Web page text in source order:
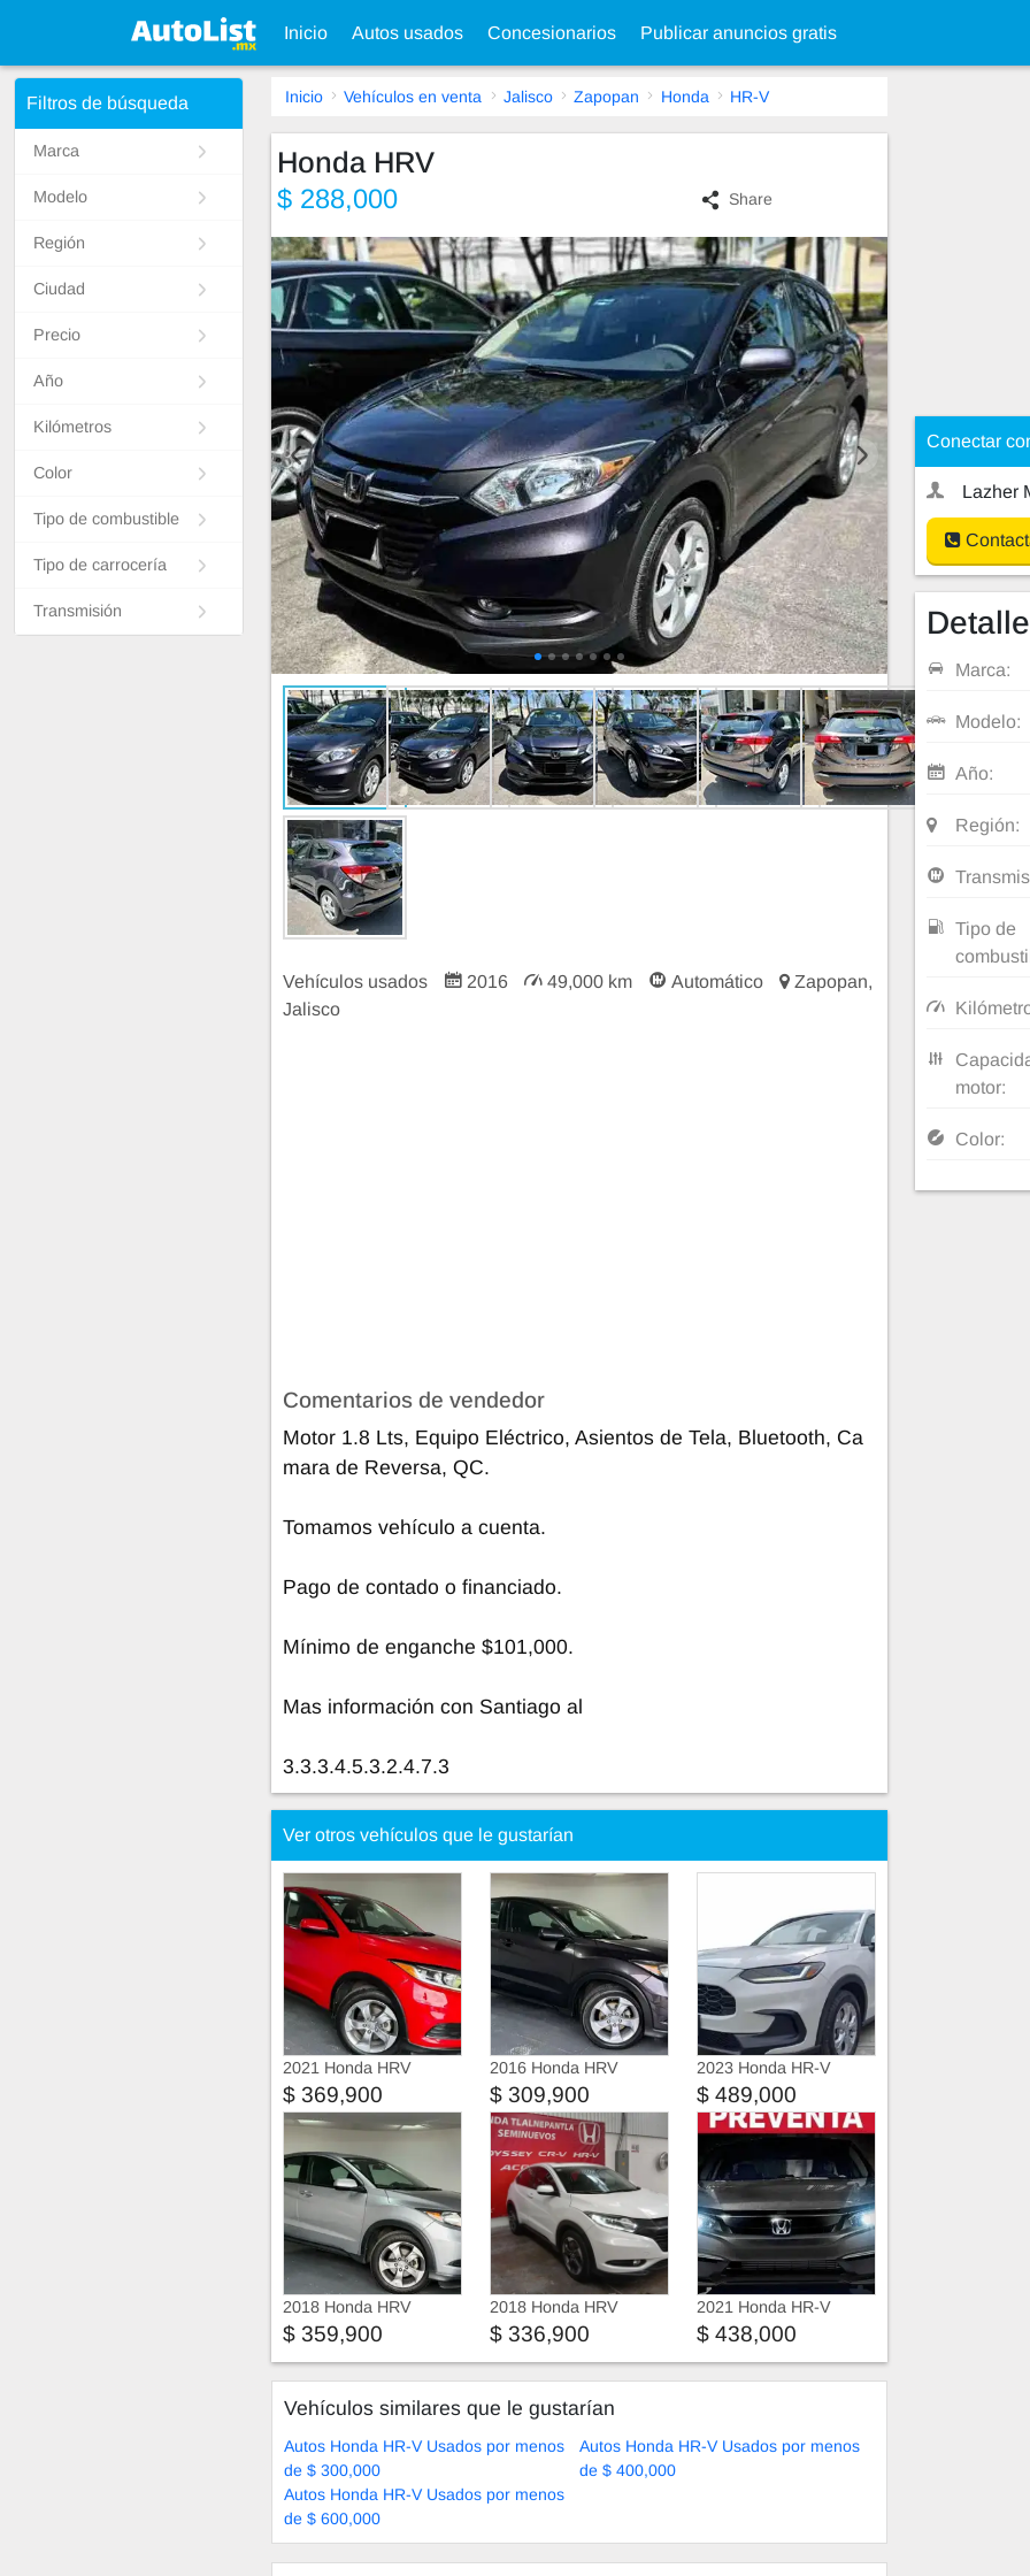
Inicio Autos usados Concesionarios Publicar anuncios gratis
Filtros de búsqueda
Marca
Modelo
Región
Ciudad
Precio
Año
Kilómetros
Color
Tipo de combustible
Tipo de carrocería
Transmisión
Inicio Vehículos en venta Jalisco Zapopan Honda HR-V
Honda HRV
$ 288,000 Share
Vehículos usados 2016 49,000 km Automático
Zapopan,
Jalisco
Comentarios de vendedor
Motor 1.8 Lts, Equipo Eléctrico, Asientos de Tela, Bluetooth, Ca
mara de Reversa, QC.
Tomamos vehículo a cuenta.
Pago de contado o financiado.
Mínimo de enganche $101,000.
Mas información con Santiago al
3.3.3.4.5.3.2.4.7.3
Conectar
Lazher
Marca:
Modelo:
Año:
Región:
Tipo de
motor:
Color:
Ver otros vehículos que le gustarían
2021 Honda HRV
$ 369,900
2016 Honda HRV
$ 309,900
2023 Honda HR-V
$ 489,000
2018 Honda HRV
$ 359,900
2018 Honda HRV
$ 336,900
2021 Honda HR-V
$ 438,000
Vehículos similares que le gustarían
Autos Honda HR-V Usados por menos
de $ 300,000
Autos Honda HR-V Usados por menos
de $ 400,000
Autos Honda HR-V Usados por menos
de $ 600,000